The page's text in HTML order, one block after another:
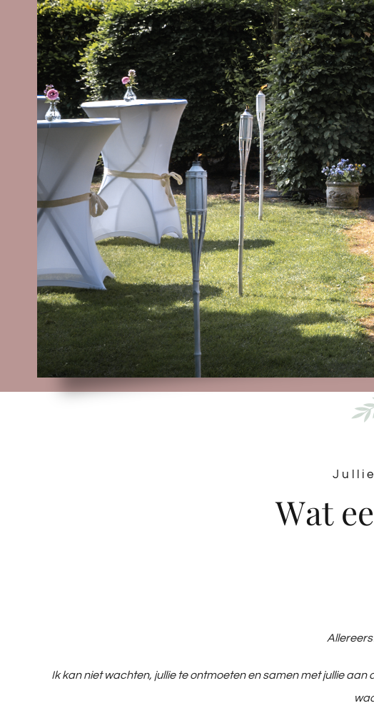
Ik kan niet wachten, jullie te ontmoeten en samen met jullie